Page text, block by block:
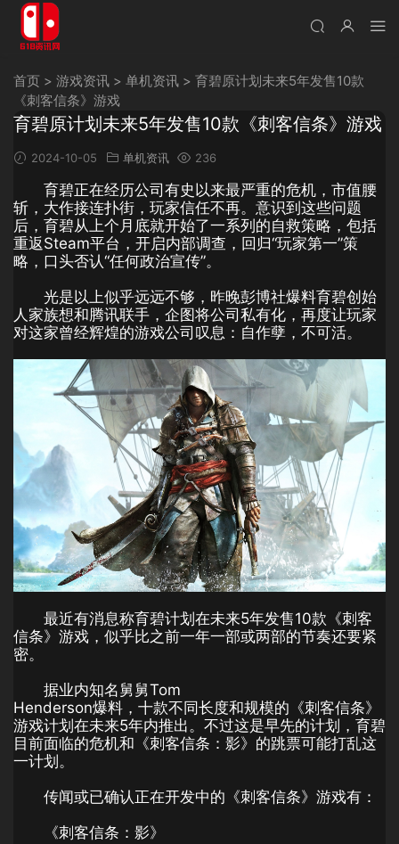
首页 > 游戏资讯 > 单机资讯 > 育碧原计划未来5年发售10款
《刺客信条》游戏
育碧原计划未来5年发售10款《刺客信条》游戏
2024-10-05 单机资讯 236
育碧正在经历公司有史以来最严重的危机，市值腰
斩，大作接连扑街，玩家信任不再。意识到这些问题
后，育碧从上个月底就开始了一系列的自救策略，包括
重返Steam平台，开启内部调查，回归“玩家第一”策
略，口头否认“任何政治宣传”。
光是以上似乎远远不够，昨晚彭博社爆料育碧创始
人家族想和腾讯联手，企图将公司私有化，再度让玩家
对这家曾经辉煌的游戏公司叹息：自作孽，不可活。
最近有消息称育碧计划在未来5年发售10款《刺客
信条》游戏，似乎比之前一年一部或两部的节奏还要紧
密。
据业内知名舅舅Tom
Henderson爆料，十款不同长度和规模的《刺客信条》
游戏计划在未来5年内推出。不过这是早先的计划，育碧
目前面临的危机和《刺客信条：影》的跳票可能打乱这
一计划。
传闻或已确认正在开发中的《刺客信条》游戏有：
《刺客信条：影》